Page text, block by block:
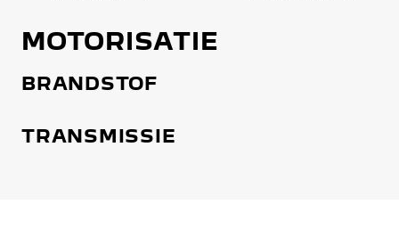
MOTORISATIE
BRANDSTOF
TRANSMISSIE